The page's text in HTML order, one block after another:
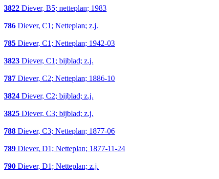
3822 Diever, B5; netteplan; 1983
786 Diever, C1; Netteplan; z.j.
785 Diever, C1; Netteplan; 1942-03
3823 Diever, C1; bijblad; z.j.
787 Diever, C2; Netteplan; 1886-10
3824 Diever, C2; bijblad; z.j.
3825 Diever, C3; bijblad; z.j.
788 Diever, C3; Netteplan; 1877-06
789 Diever, D1; Netteplan; 1877-11-24
790 Diever, D1; Netteplan; z.j.